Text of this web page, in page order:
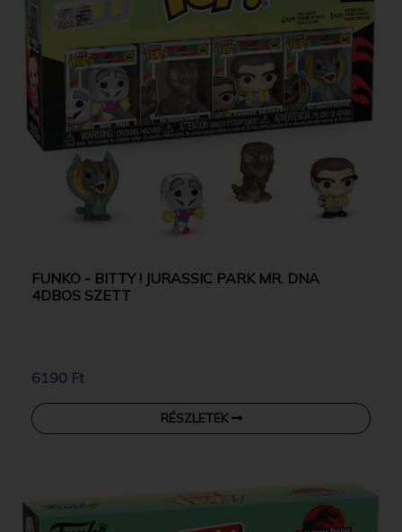
FUNKO - BITTY ! JURASSIC PARK MR. DNA
4DBOS SZETT
6190 Ft
RÉSZLETEK